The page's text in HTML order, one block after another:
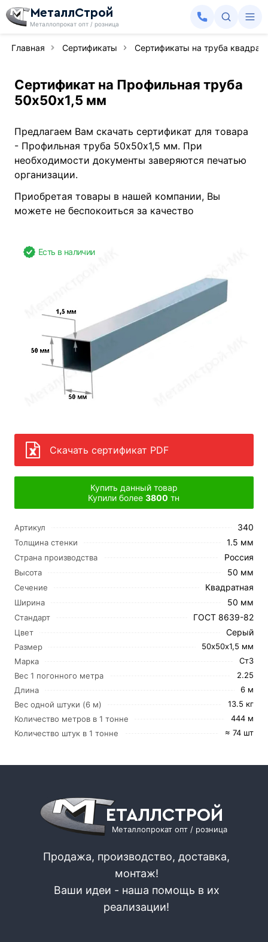
МеталлСтрой
Металлопрокат опт / розница
Главная Сертификаты Сертификаты на труба
Сертификат на Профильная труба
50х50х1,5 мм
Предлагаем Вам скачать сертификат для товара
- Профильная труба 50х50х1,5 мм. При
необходимости документы заверяются печатью
организации.
Приобретая товары в нашей компании, Вы
можете не беспокоиться за качество
Есть в наличии
Скачать сертификат PDF
Купить данный товар
Купили более3800 тн
Артикул 340
Толщина стенки 1.5 мм
Страна производства Россия
Высота 50 мм
Сечение Квадратная
Ширина 50 мм
Стандарт ГОСТ 8639-82
Цвет Серый
Размер
50х50х1,5 мм
Марка
Ст3
Вес 1 погонного метра
2.25
Длина
6 м
Вес одной штуки (6 м)
13.5 кг
Количество метров в 1 тонне
444 м
Количество штук в 1 тонне
≈ 74 шт
ЕТАЛЛСТРОЙ
Металлопрокат опт / розница
Продажа, производство, доставка,
монтаж!
Ваши идеи - наша помощь в их
реализации!